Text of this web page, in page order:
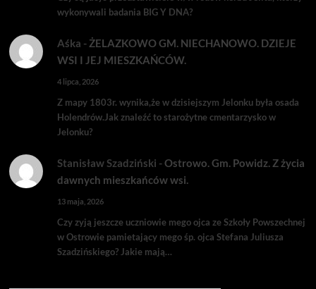
wykonywali badania BIG Y DNA?
Aśka - ŻELAZKOWO GM. NIECHANOWO. DZIEJE
WSI I JEJ MIESZKAŃCÓW.
4 lipca, 2026
Z mapy 1803r. wynika,że w dzisiejszym Jelonku była osada
Holendrów.Jak znaleźć to starożytne cmentarzysko w
Jelonku?
Stanisław Szadziński -Ostrowo. Gm. Powidz. Z życia
dawnych mieszkańców wsi.
13 maja, 2026
Czy zyją jeszcze uczniowie mego ojca ze Szkoły Powszechnej
w Ostrowie pamietający mego śp. ojca Stefana Juliusza
Szadzińskiego? Jakie mają…